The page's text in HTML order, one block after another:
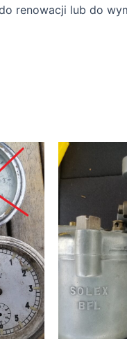
renowacji lub do